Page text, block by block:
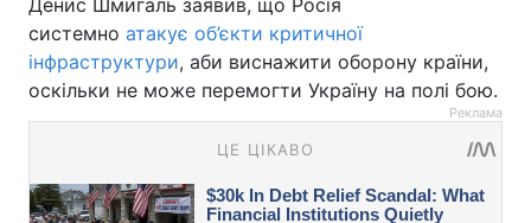
Денис Шмигаль заявив, що Росія
системно атакує об’єкти критичної
інфраструктури, аби виснажити оборону країни,
оскільки не може перемогти Україну на полі бою.
Реклама